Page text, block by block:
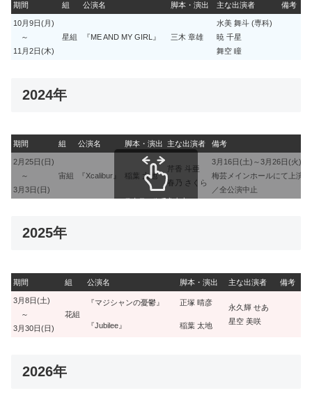
期間 組 公演名 脚本・演出 主な出演者 備考
10月9日(月)
～
11月2日(木)
星組 『ME AND MY GIRL』 三木 章雄
水美 舞斗 (専科)
暁 千星
舞空 瞳
2024年
期間 組 公演名 脚本・演出 主な出演者 備考
2月25日(日)
～
3月3日(日)
宙組 『Xcalibur』 稲葉 太地
芹香 斗亜
春乃 さくら
3月16日(土)～3月26日(火)は
梅芸メインホールにて上演
／全公演中止
スクロールできます
2025年
期間 組 公演名 脚本・演出 主な出演者 備考
3月8日(土)
～
3月30日(日)
花組
『マジシャンの憂鬱』 正塚 晴彦
永久輝 せあ
星空 美咲
『Jubilee』 稲葉 太地
2026年